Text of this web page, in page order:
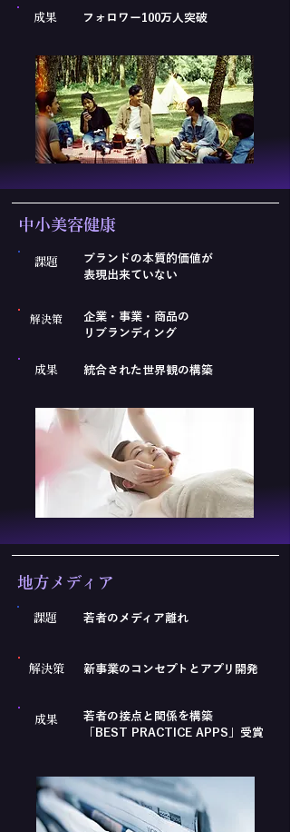
成果 フォロワー100万人突破
​中小美容健康
課題
ブランドの本質的価値が
表現出来ていない
解決策
企業・事業・商品の
リブランディング
成果 統合された世界観の構築
​地方メディア
課題 若者のメディア離れ
解決策 新事業のコンセプトとアプリ開発
成果
若者の接点と関係を構築
「BEST PRACTICE APPS」受賞